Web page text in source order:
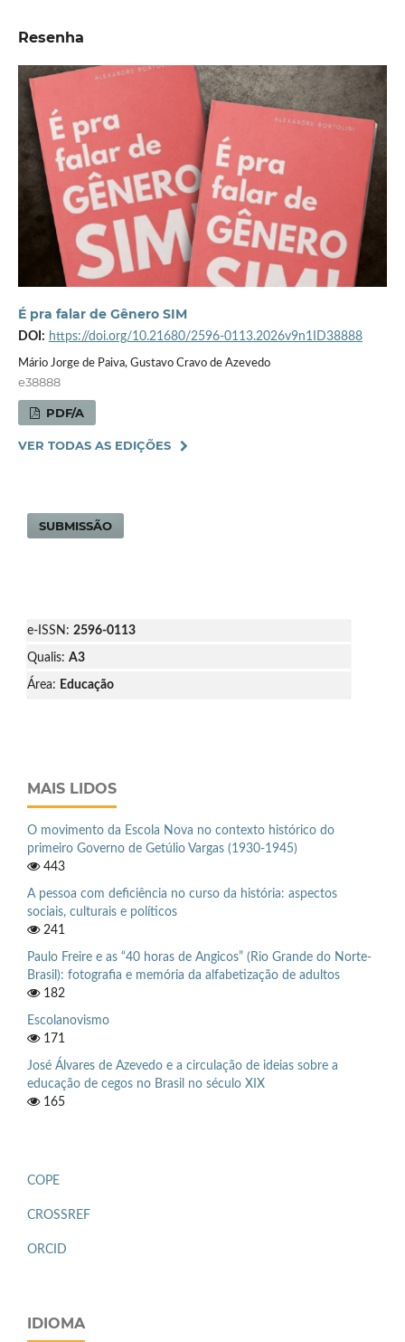
Resenha
É pra falar de Gênero SIM
DOI: https://doi.org/10.21680/2596-0113.2026v9n1ID38888
Mário Jorge de Paiva, Gustavo Cravo de Azevedo
e38888
PDF/A
VER TODAS AS EDIÇÕES
SUBMISSÃO
e-ISSN: 2596-0113
Qualis: A3
Área: Educação
MAIS LIDOS
O movimento da Escola Nova no contexto histórico do
primeiro Governo de Getúlio Vargas (1930-1945)
443
A pessoa com deficiência no curso da história: aspectos
sociais, culturais e políticos
241
Paulo Freire e as “40 horas de Angicos” (Rio Grande do Norte-
Brasil): fotografia e memória da alfabetização de adultos
182
Escolanovismo
171
José Álvares de Azevedo e a circulação de ideias sobre a
educação de cegos no Brasil no século XIX
165
COPE
CROSSREF
ORCID
IDIOMA